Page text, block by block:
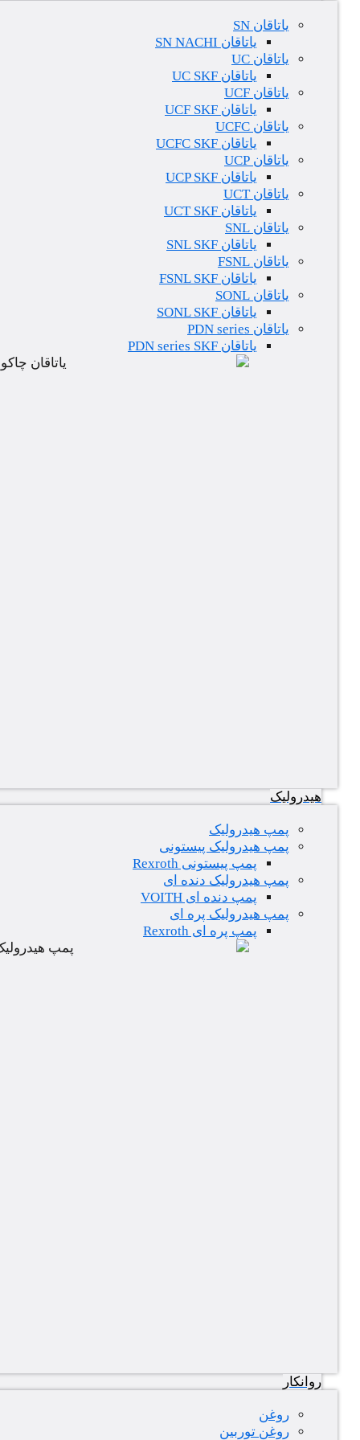
یاتاقان SN
یاتاقان SN NACHI
یاتاقان UC
یاتاقان UC SKF
یاتاقان UCF
یاتاقان UCF SKF
یاتاقان UCFC
یاتاقان UCFC SKF
یاتاقان UCP
یاتاقان UCP SKF
یاتاقان UCT
یاتاقان UCT SKF
یاتاقان SNL
یاتاقان SNL SKF
یاتاقان FSNL
یاتاقان FSNL SKF
یاتاقان SONL
یاتاقان SONL SKF
یاتاقان PDN series
یاتاقان PDN series SKF
هیدرولیک
پمپ هیدرولیک
پمپ هیدرولیک پیستونی
پمپ پیستونی Rexroth
پمپ هیدرولیک دنده ای
پمپ دنده ای VOITH
پمپ هیدرولیک پره ای
پمپ پره ای Rexroth
روانکار
روغن
روغن توربین